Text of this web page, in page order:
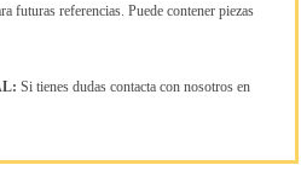
futuras referencias. Puede contener piezas
Si tienes dudas contacta con nosotros en